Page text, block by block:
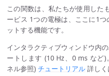
この関数は、私たちが使用した
ービス 1つの電極は、ここに1
ットする機能です。
インタラクティブウィンドウ内
ートします (10 Hz、0 ms など
ネル参照) チュートリアル 詳しく